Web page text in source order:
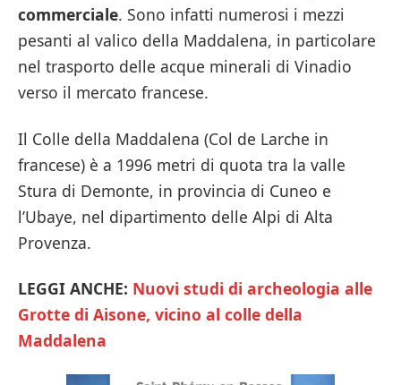
commerciale. Sono infatti numerosi i mezzi
pesanti al valico della Maddalena, in particolare
nel trasporto delle acque minerali di Vinadio
verso il mercato francese.
Il Colle della Maddalena (Col de Larche in
francese) è a 1996 metri di quota tra la valle
Stura di Demonte, in provincia di Cuneo e
l’Ubaye, nel dipartimento delle Alpi di Alta
Provenza.
LEGGI ANCHE: Nuovi studi di archeologia alle
Grotte di Aisone, vicino al colle della
Maddalena